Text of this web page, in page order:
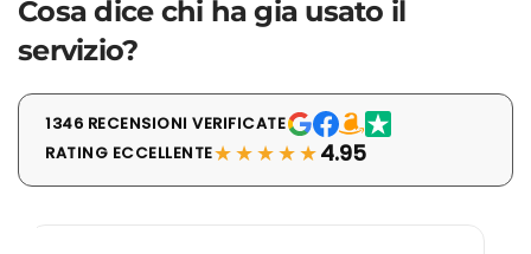
Cosa dice chi ha gia usato il
servizio?
1346 RECENSIONI VERIFICATE
RATING ECCELLENTE★★★★★4.95